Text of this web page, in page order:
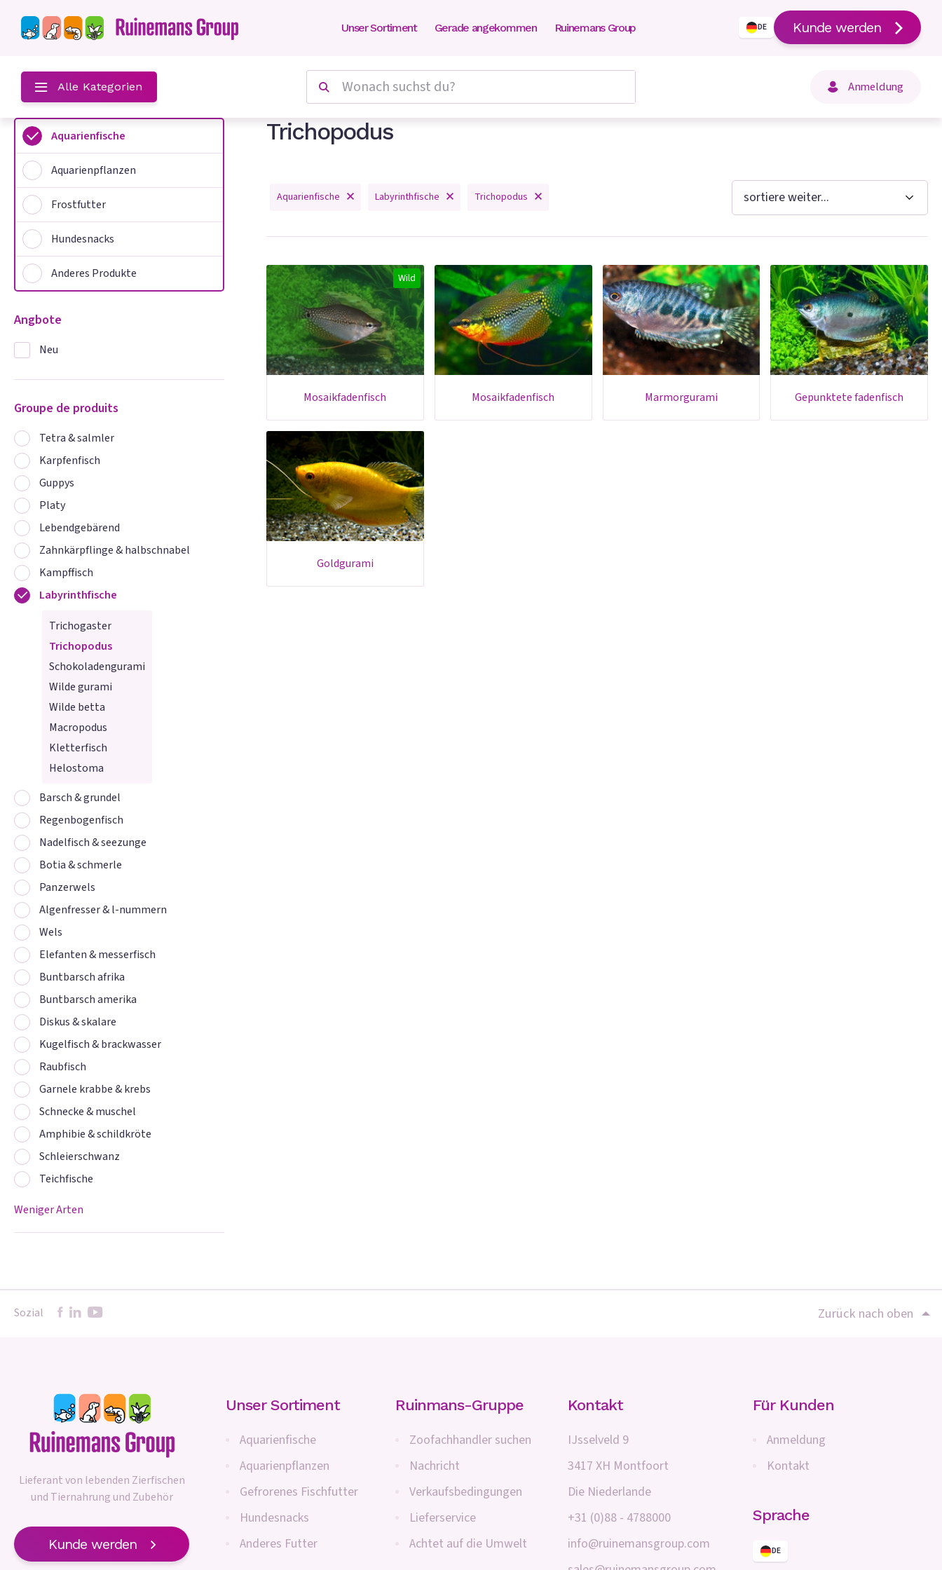
Unser Sortiment Gerade angekommen Ruinemans Group DE Kunde werden
Alle Kategorien Anmeldung
Aquarienfische
Aquarienpflanzen
Frostfutter
Hundesnacks
Anderes Produkte
Angbote
Neu
Groupe de produits
Tetra & salmler
Karpfenfisch
Guppys
Platy
Lebendgebärend
Zahnkärpflinge & halbschnabel
Kampffisch
Labyrinthfische
Trichogaster
Trichopodus
Schokoladengurami
Wilde gurami
Wilde betta
Macropodus
Kletterfisch
Helostoma
Barsch & grundel
Regenbogenfisch
Nadelfisch & seezunge
Botia & schmerle
Panzerwels
Algenfresser & l-nummern
Wels
Elefanten & messerfisch
Buntbarsch afrika
Buntbarsch amerika
Diskus & skalare
Kugelfisch & brackwasser
Raubfisch
Garnele krabbe & krebs
Schnecke & muschel
Amphibie & schildkröte
Schleierschwanz
Teichfische
Weniger Arten
Trichopodus
Aquarienfische Labyrinthfische Trichopodus
Wild
mosaikfadenfisch mosaikfadenfisch marmorgurami gepunktete fadenfisch
goldgurami
Sozial Zurück nach oben
Lieferant von lebenden Zierfischen
und Tiernahrung und Zubehör
Kunde werden
Unser Sortiment
Aquarienfische
Aquarienpflanzen
Gefrorenes Fischfutter
Hundesnacks
Anderes Futter
Ruinmans-Gruppe
Zoofachhandler suchen
Nachricht
Verkaufsbedingungen
Lieferservice
Achtet auf die Umwelt
Kontakt
IJsselveld 9
3417 XH Montfoort
Die Niederlande
+31 (0)88 - 4788000
info@ruinemansgroup.com
Für Kunden
Anmeldung
Kontakt
Sprache
DE